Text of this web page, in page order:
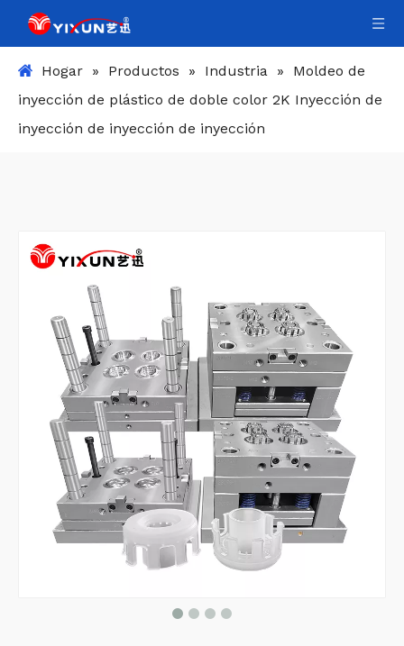
Hogar » Productos » Industria »
Moldeo de
inyección de plástico de doble color 2K Inyección de
inyección de inyección de inyección